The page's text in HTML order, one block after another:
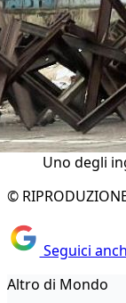
Uno degli
©
Seguici
Altro di Mondo